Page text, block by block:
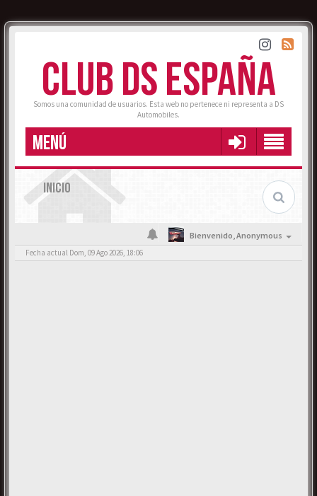
CLUB DS ESPAÑA
Somos una comunidad de usuarios. Esta web no pertenece ni representa a DS
Automobiles.
MENÚ
INICIO
Bienvenido,Anonymous
Fecha actual Dom, 09 Ago 2026, 18:06